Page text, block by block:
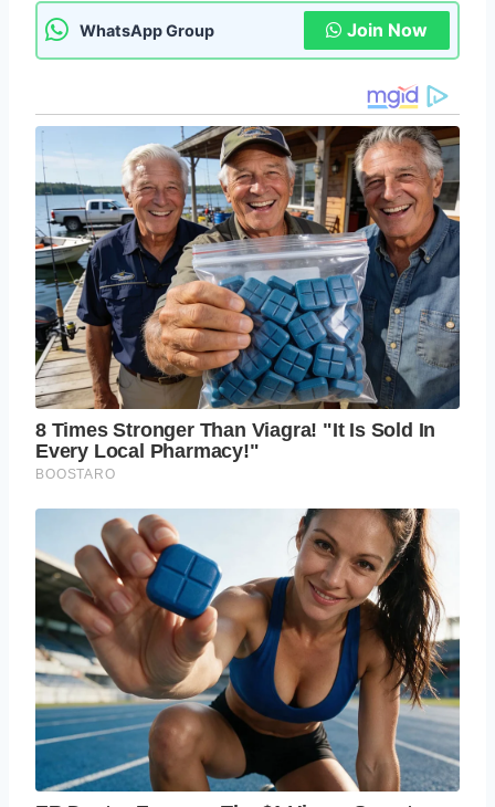
WhatsApp Group Join Now